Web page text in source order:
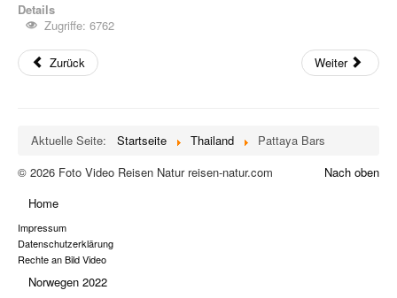
Details
Zugriffe: 6762
Zurück Weiter
Aktuelle Seite: Startseite Thailand
Pattaya Bars
Nach oben
© 2026 Foto Video Reisen Natur reisen-natur.com
Home
Impressum
Datenschutzerklärung
Rechte an Bild Video
Norwegen 2022